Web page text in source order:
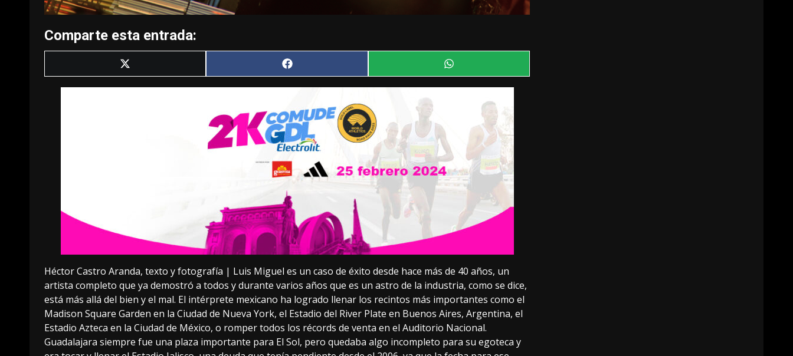
Comparte esta entrada:
Compartir
en
X
Compartir
en
Facebook
Compartir
en
WhatsApp
Héctor Castro Aranda, texto y fotografía | Luis Miguel es un caso de éxito desde hace más de 40 años, un
artista completo que ya demostró a todos y durante varios años que es un astro de la industria, como se dice,
está más allá del bien y el mal. El intérprete mexicano ha logrado llenar los recintos más importantes como el
Madison Square Garden en la Ciudad de Nueva York, el Estadio del River Plate en Buenos Aires, Argentina, el
Estadio Azteca en la Ciudad de México, o romper todos los récords de venta en el Auditorio Nacional.
Guadalajara siempre fue una plaza importante para El Sol, pero quedaba algo incompleto para su egoteca y